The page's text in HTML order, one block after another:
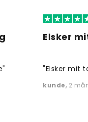
Elsker
"Elsker mit
kunde, 2